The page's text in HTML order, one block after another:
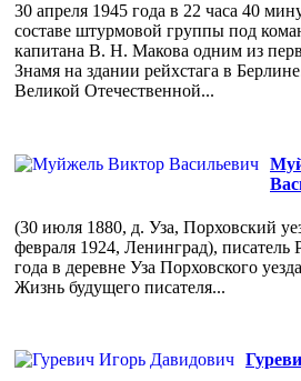
30 апреля 1945 года в 22 часа 40
составе штурмовой группы под
капитана В. Н. Макова одним из
Знамя на здании рейхстага в
Великой Отечественной...
(30 июля 1880, д. Уза, Порховский
февраля 1924, Ленинград), писатель
года в деревне Уза Порховского
Жизнь будущего писателя...